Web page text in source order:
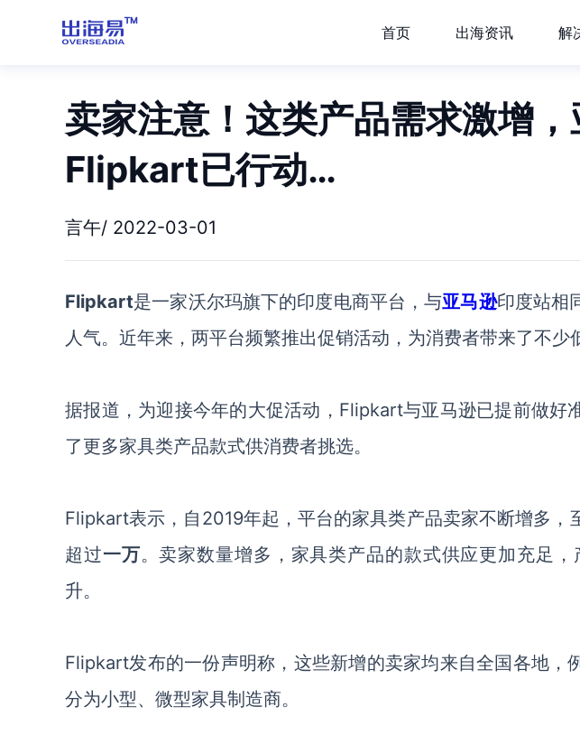
首页 出海资讯 解
卖家注意！这类产品需求激增，
Flipkart已行动…
言午/ 2022-03-01
Flipkart是一家沃尔玛旗下的印度电商平台，与亚马逊印度站相
人气。近年来，两平台频繁推出促销活动，为消费者带来了不少
据报道，为迎接今年的大促活动， Flipkart与亚马逊已提前做好
了更多家具类产品款式供消费者挑选。
Flipkart表示，自 2019年起，平台的家具类产品卖家不断增多，
超过一万。卖家数量增多，家具类产品的款式供应更加充足，
升。
Flipkart发布的一份声明称，这些新增的卖家均来自全国各地，
分为小型、微型家具制造商。